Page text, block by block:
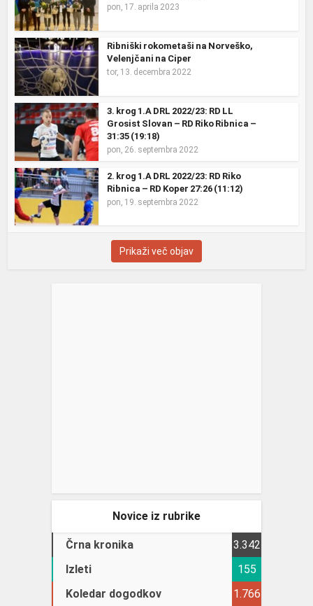
pon, 17. aprila 2023
Ribniški rokometaši na Norveško,
Velenjčani na Ciper
tor, 13. decembra 2022
3. krog 1.A DRL 2022/23: RD LL
Grosist Slovan – RD Riko Ribnica –
31:35 (19:18)
pon, 26. septembra 2022
2. krog 1.A DRL 2022/23: RD Riko
Ribnica – RD Koper 27:26 (11:12)
pon, 19. septembra 2022
Prikaži več objav
Novice iz rubrike
Črna kronika
3.342
Izleti
155
Koledar dogodkov
1.766